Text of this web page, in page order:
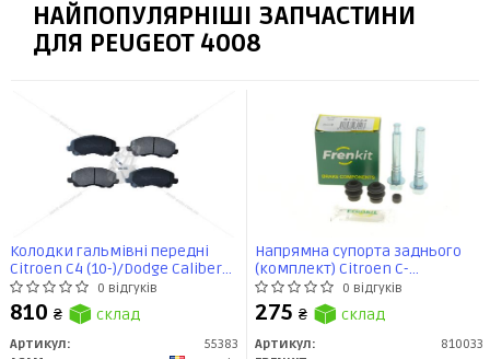
НАЙПОПУЛЯРНІШІ ЗАПЧАСТИНИ
ДЛЯ PEUGEOT 4008
Колодки гальмівні передні
Citroen C4 (10-)/Dodge Caliber
(06-)/Mitsubishi
Lancer/Peugeot 4008 (12 -)/Jeep
Compass (55383) Asam
0 відгуків
810 ₴ склад
Артикул:
55383
Напрямна супорта заднього
(комплект) Citroen C-
Crosser/Mitsubishi Outlander
II/Peugeot 4008 ver. Akebono
(810033) Frenkit
0 відгуків
275 ₴ склад
Артикул:
810033